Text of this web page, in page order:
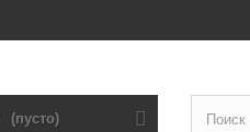
(пусто)